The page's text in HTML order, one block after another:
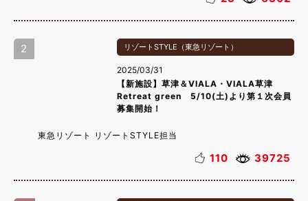
2 リゾートSTYLE（東急リゾート）
2025/03/31
【新施設】草津＆VIALA・VIALA草津
Retreat green 5/10(土)より第１次会員
募集開始！
東急リゾート リゾートSTYLE担当
110 39725